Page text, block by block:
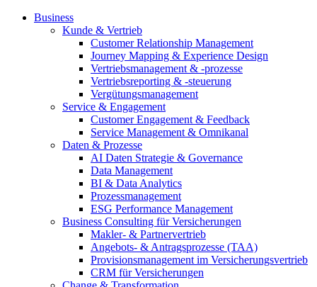
Business
Kunde & Vertrieb
Customer Relationship Management
Journey Mapping & Experience Design
Vertriebsmanagement & -prozesse
Vertriebsreporting & -steuerung
Vergütungsmanagement
Service & Engagement
Customer Engagement & Feedback
Service Management & Omnikanal
Daten & Prozesse
AI Daten Strategie & Governance
Data Management
BI & Data Analytics
Prozessmanagement
ESG Performance Management
Business Consulting für Versicherungen
Makler- & Partnervertrieb
Angebots- & Antragsprozesse (TAA)
Provisionsmanagement im Versicherungsvertrieb
CRM für Versicherungen